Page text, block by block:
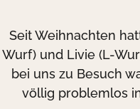
Seit Weihnachten
Wurf) und Livie (L-
bei uns zu Besuch
völlig problemlos